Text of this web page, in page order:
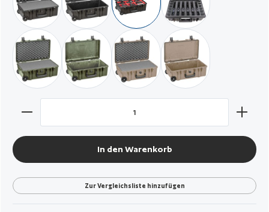
schwarz / mit Würfelschaumstoff
schwarz / leerschwarz / mit gepolsterten Trennern
schwarz / für 6
militär grün / mit Würfelschaum
militär grün / leerwüstensand / mit Würfelschaum
wüstensand / leer
Produkt Anzahl: Gib den gewünschten Wert ein oder
In den Warenkorb
Zur Vergleichsliste hinzufügen